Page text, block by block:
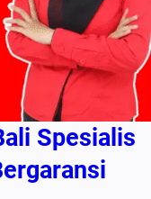
Spesialis